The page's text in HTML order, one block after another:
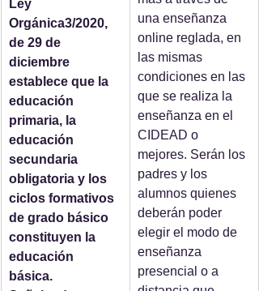
Ley
Orgánica3/2020,
de 29 de
diciembre
establece que la
educación
primaria, la
educación
secundaria
obligatoria y los
ciclos formativos
de grado básico
constituyen la
educación
básica.
una enseñanza
online reglada, en
las mismas
condiciones en las
que se realiza la
enseñanza en el
CIDEAD o
mejores. Serán los
padres y los
alumnos quienes
deberán poder
elegir el modo de
enseñanza
presencial o a